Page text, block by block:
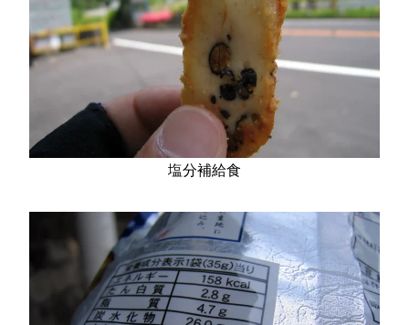
塩分補給食